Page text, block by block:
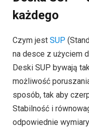
każdego
Czym jest SUP
na desce z użyciem
Deski SUP bywają
możliwość
sposób, tak aby
Stabilność i
odpowiednie